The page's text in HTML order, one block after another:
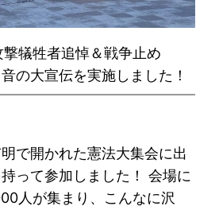
犠牲者追悼＆戦争止め
の大宣伝を実施しました！
で開かれた憲法大集会に出
って参加しました！ 会場に
人が集まり、こんなに沢